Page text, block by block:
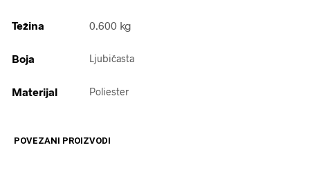
Težina 0.600 kg
Boja Ljubičasta
Materijal Poliester
POVEZANI PROIZVODI